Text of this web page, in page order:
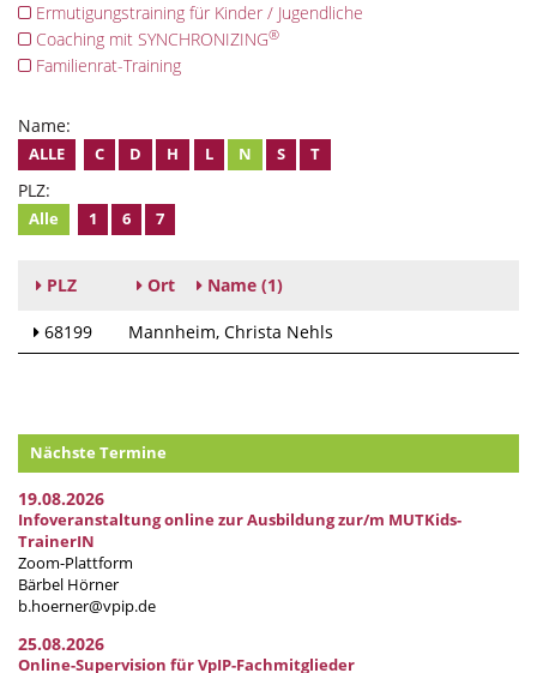
Ermutigungstraining für Kinder / Jugendliche
Coaching mit SYNCHRONIZING®
Familienrat-Training
Name:
ALLE C D H L N S T
PLZ:
Alle 1 6 7
PLZ Ort Name (1)
68199 Mannheim Christa Nehls
Nächste Termine
19.08.2026
Infoveranstaltung online zur Ausbildung zur/m MUTKids-
TrainerIN
Zoom-Plattform
Bärbel Hörner
b.hoerner@vpip.de
25.08.2026
Online-Supervision für VpIP-Fachmitglieder